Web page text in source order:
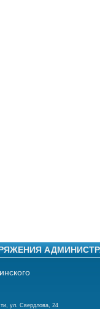
ул. Свердлова, 24